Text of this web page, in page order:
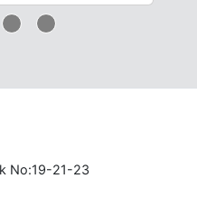
No:19-21-23